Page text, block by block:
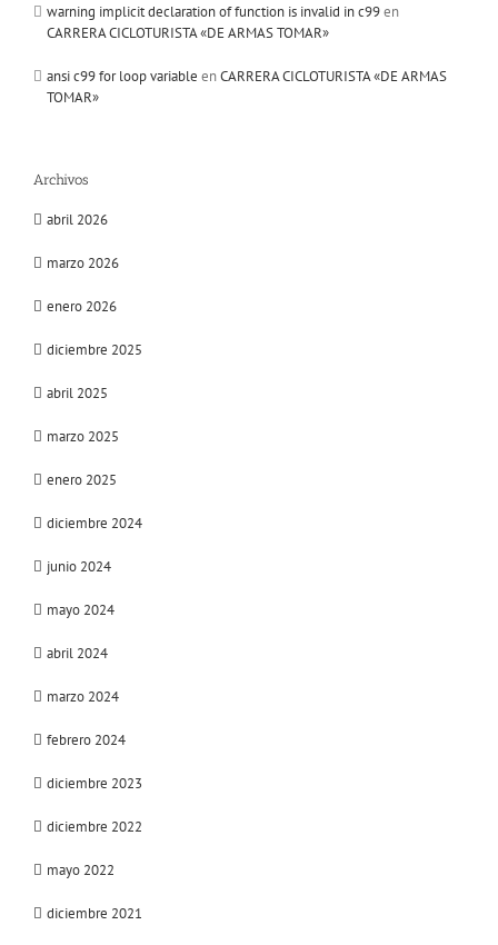
warning implicit declaration of function is invalid in c99en
CARRERA CICLOTURISTA «DE ARMAS TOMAR»
ansi c99 for loop variable enCARRERA CICLOTURISTA «DE ARMAS
TOMAR»
Archivos
abril 2026
marzo 2026
enero 2026
diciembre 2025
abril 2025
marzo 2025
enero 2025
diciembre 2024
junio 2024
mayo 2024
abril 2024
marzo 2024
febrero 2024
diciembre 2023
diciembre 2022
mayo 2022
diciembre 2021